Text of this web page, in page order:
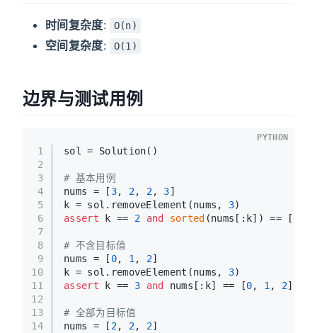
时间复杂度: O(n)
空间复杂度: O(1)
边界与测试用例
1
2
3
4
5
6
7
8
9
10
11
12
13
14
sol = Solution()
# 基本用例
nums = [ 3, 2, 2, 3]
k = sol.removeElement(nums, 3)
assert k == 2 and sorted (nums[:k]) == [
# 不含目标值
nums = [ 0, 1, 2]
k = sol.removeElement(nums, 3)
assert k == 3 and nums[:k] == [0, 1, 2]
# 全部为目标值
nums = [ 2, 2, 2]
PYTHON